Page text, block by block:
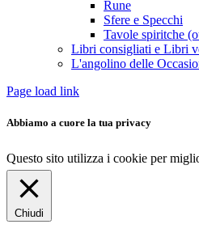
Rune
Sfere e Specchi
Tavole spiritche
Libri consigliati e Libri
L'angolino delle
Page load link
Abbiamo a cuore la tua privacy
Questo sito utilizza i cookie per
Chiudi